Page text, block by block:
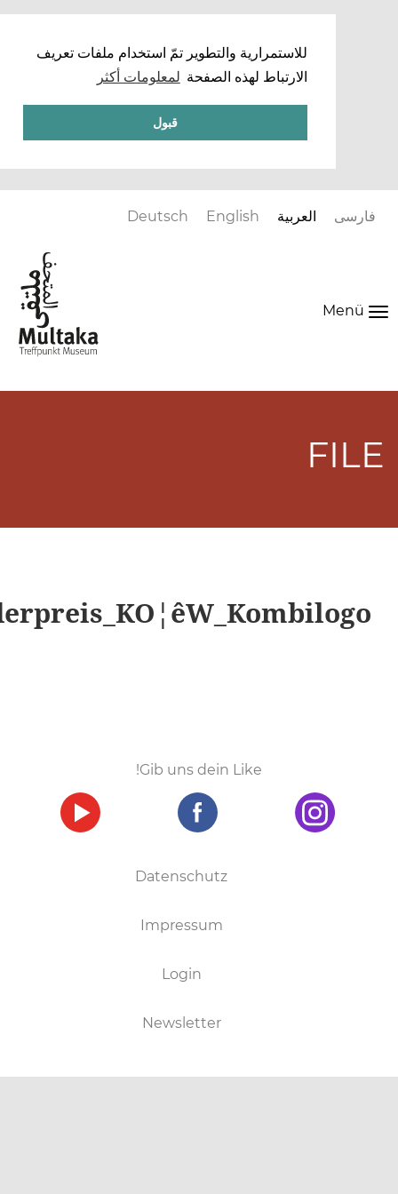
للاستمرارية والتطوير تمّ استخدام ملفات تعريف
الارتباط لهذه الصفحة لمعلومات أكثر
Deutsch English العربية
Gib uns dein Like!
Datenschutz
Impressum
Newsletter